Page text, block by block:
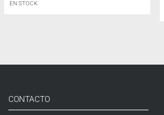
EN STOCK
CONTACTO